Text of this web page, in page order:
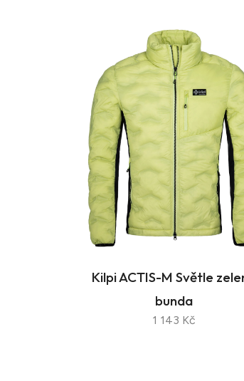
Kilpi ACTIS-M Světle
bunda
1 143 Kč